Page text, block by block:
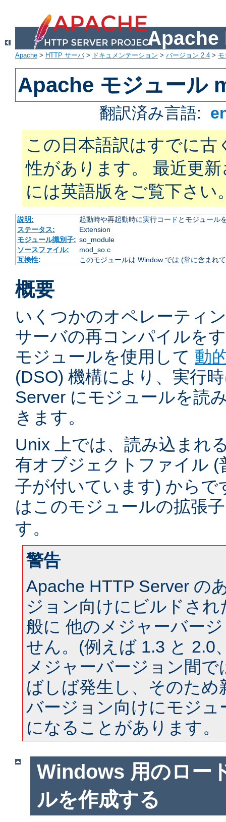
Apache
Apache > HTTP サーバ> ドキュメンテーション > バージョン 2.4 >
Apache モジュール
翻訳済み言語:
この日本語訳はすでに古
性があります。 最近更
には英語版をご覧下さい
説明:
起動時や再起動時に実行コードとモジュール
ステータス:
Extension
モジュール識別子: so_module
ソースファイル:
mod_so.c
互換性:
このモジュールは Window では (常に含まれ
概要
いくつかのオペレーティ
サーバの再コンパイルを
モジュールを使用して 動
(DSO) 機構により、実行
Server にモジュールを読
きます。
Unix 上では、読み込まれ
有オブジェクトファイル
子が付いています) からで
はこのモジュールの拡張
す。
警告
Apache HTTP Server の
ジョン向けにビルドさ
般に 他のメジャーバー
せん。(例えば 1.3 と 2.0
メジャーバージョン間
ばしば発生し、そのため
バージョン向けにモジュ
になることがあります。
Windows 用のロー
ルを作成する